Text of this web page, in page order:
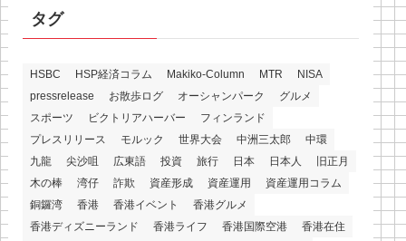
タグ
HSBC HSP経済コラム Makiko-Column MTR
NISA
pressrelease
お散歩ログ オーシャンパーク
グルメ
スポーツ
ビクトリアハーバー
フィンランド
プレスリリース
モルック 世界大会 中洲三太郎
中環
九龍
尖沙咀 広東語 投資 旅行 日本 日本人
旧正月
木の棒
湾仔 詐欺 資産形成 資産運用
資産運用コラム
銅鑼湾
香港 香港イベント
香港グルメ
香港ディズニーランド
香港ライフ 香港国際空港
香港在住